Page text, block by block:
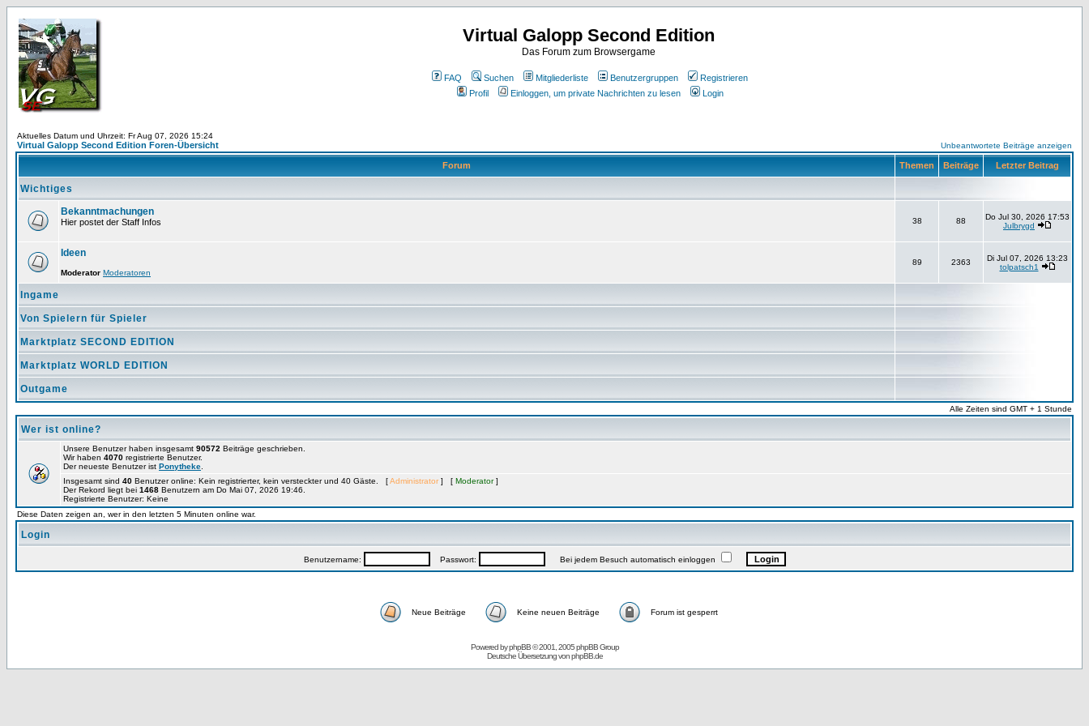
Virtual Galopp Second Edition
Das Forum zum Browsergame
FAQ Suchen Mitgliederliste Benutzergruppen
Registrieren
Profil
Einloggen, um private Nachrichten zu lesen Login
Aktuelles Datum und Uhrzeit: Fr Aug 07, 2026 15:24
Virtual Galopp Second Edition Foren-Übersicht Unbeantwortete Beiträge anzeigen
Forum Themen Beiträge Letzter Beitrag
Wichtiges
Bekanntmachungen
Hier postet der Staff Infos 38 88
Do Jul 30, 2026 17:53
Julbrygd
Ideen
Moderator Moderatoren
89 2363
Di Jul 07, 2026 13:23
tolpatsch1
Ingame
Von Spielern für Spieler
Marktplatz SECOND EDITION
Marktplatz WORLD EDITION
Outgame
Alle Zeiten sind GMT + 1 Stunde
Wer ist online?
Unsere Benutzer haben insgesamt 90572 Beiträge geschrieben.
Wir haben 4070 registrierte Benutzer.
Der neueste Benutzer ist Ponytheke
Insgesamt sind 40 Benutzer online: Kein registrierter, kein versteckter und 40 Gäste. [Administrator ] [ Moderator]
Der Rekord liegt bei 1468 Benutzern am Do Mai 07, 2026 19:46.
Registrierte Benutzer: Keine
Diese Daten zeigen an, wer in den letzten 5 Minuten online war.
Login
Benutzername: Passwort: Bei jedem Besuch automatisch einloggen
Neue Beiträge Keine neuen Beiträge Forum ist gesperrt
Powered byphpBB© 2001, 2005 phpBB Group
Deutsche Übersetzung vonphpBB.de